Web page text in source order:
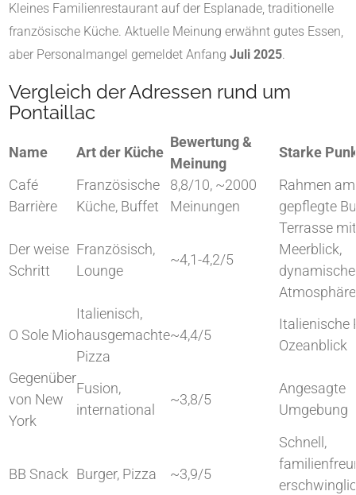
Kleines Familienrestaurant auf der Esplanade, traditionelle
französische Küche. Aktuelle Meinung erwähnt gutes Essen,
aber Personalmangel gemeldet Anfang Juli 2025.
Vergleich der Adressen rund um
Pontaillac
Name Art der Küche
Bewertung &
Meinung
Starke
Café
Barrière
Französische
Küche, Buffet
8,8/10, ~2000
Meinungen
Rahmen
gepflegte
Der weise
Schritt
Französisch,
Lounge
~4,1-4,2/5
Terrasse mit
Meerblick,
dynamische
Atmosphäre
O Sole Mio
Italienisch,
hausgemachte
Pizza
~4,4/5
Italienische
Ozeanblick
Gegenüber
von New
York
Fusion,
international
~3,8/5
Angesagte
Umgebung
BB Snack Burger, Pizza ~3,9/5
Schnell,